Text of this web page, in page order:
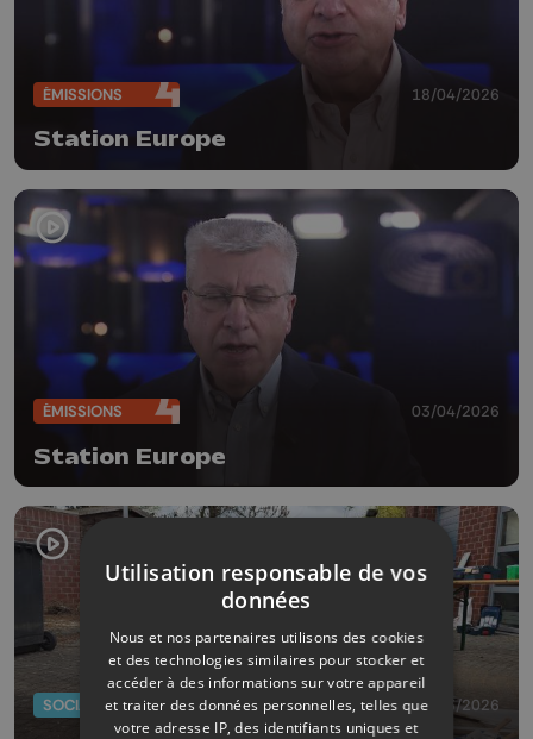
ÉMISSIONS 18/04/2026
Station Europe
ÉMISSIONS 03/04/2026
Station Europe
SOCIAL 30/03/2026
Utilisation responsable de vos
données
Nous et nos partenaires utilisons des cookies
et des technologies similaires pour stocker et
accéder à des informations sur votre appareil
et traiter des données personnelles, telles que
votre adresse IP, des identifiants uniques et